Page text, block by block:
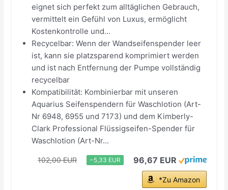
eignet sich perfekt zum alltäglichen Gebrauch,
vermittelt ein Gefühl von Luxus, ermöglicht
Kostenkontrolle und...
Recycelbar: Wenn der Wandseifenspender leer
ist, kann sie platzsparend komprimiert werden
und ist nach Entfernung der Pumpe vollständig
recycelbar
Kompatibilität: Kombinierbar mit unseren
Aquarius Seifenspendern für Waschlotion (Art-
Nr 6948, 6955 und 7173) und dem Kimberly-
Clark Professional Flüssigseifen-Spender für
Waschlotion (Art-Nr...
102,00 EUR −5,33 EUR 96,67 EUR
*Zu Amazon